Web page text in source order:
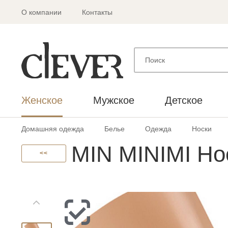
О компании Контакты
Женское Мужское Детское
Домашняя одежда Белье Одежда Носки
<< MIN MINIMI